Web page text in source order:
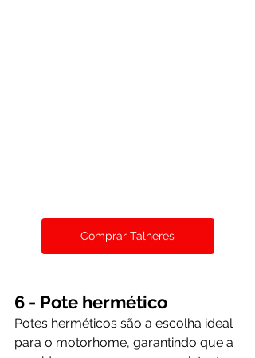
Comprar Talheres
6 - Pote hermético
Potes herméticos são a escolha ideal
para o motorhome, garantindo que a